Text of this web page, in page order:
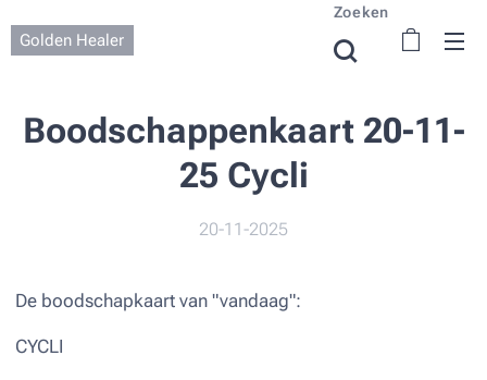
Golden Healer
Zoeken
Boodschappenkaart 20-11-
25 Cycli
20-11-2025
De boodschapkaart van "vandaag":
CYCLI